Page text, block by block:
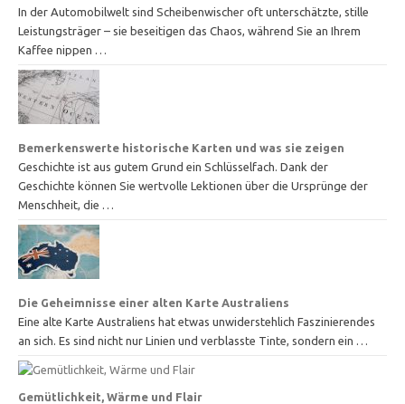
In der Automobilwelt sind Scheibenwischer oft unterschätzte, stille
Leistungsträger – sie beseitigen das Chaos, während Sie an Ihrem
Kaffee nippen …
Bemerkenswerte historische Karten und was sie zeigen
Geschichte ist aus gutem Grund ein Schlüsselfach. Dank der
Geschichte können Sie wertvolle Lektionen über die Ursprünge der
Menschheit, die …
Die Geheimnisse einer alten Karte Australiens
Eine alte Karte Australiens hat etwas unwiderstehlich Faszinierendes
an sich. Es sind nicht nur Linien und verblasste Tinte, sondern ein …
Gemütlichkeit, Wärme und Flair